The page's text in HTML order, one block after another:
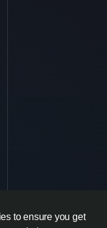
to ensure you get